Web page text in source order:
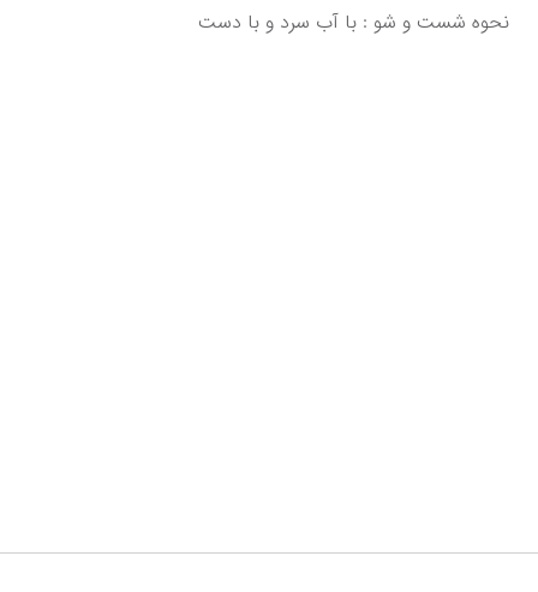
نحوه شست و شو : با آب سرد و با دست